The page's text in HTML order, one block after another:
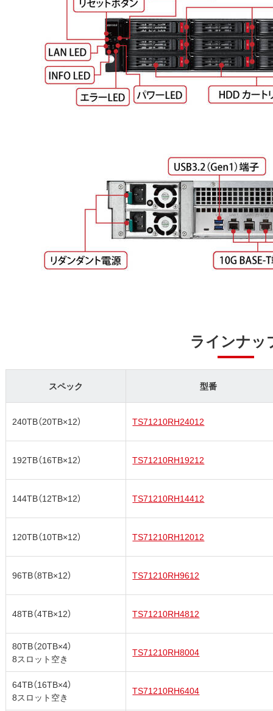
ラインナッ
スペック 型番
240TB（20TB×12） TS71210RH24012
192TB（16TB×12） TS71210RH19212
144TB（12TB×12） TS71210RH14412
120TB（10TB×12） TS71210RH12012
96TB（8TB×12） TS71210RH9612
48TB（4TB×12） TS71210RH4812
80TB（20TB×4）
8スロット空き
TS71210RH8004
64TB（16TB×4）
8スロット空き
TS71210RH6404